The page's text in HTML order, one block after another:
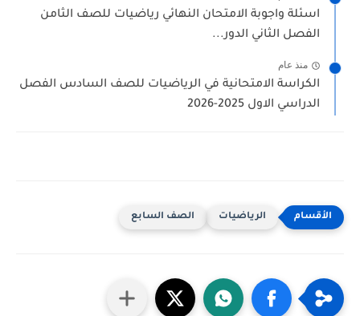
اسئلة واجوبة الامتحان النهائي رياضيات للصف الثامن
الفصل الثاني الدور...
منذ عام
الكراسة الامتحانية في الرياضيات للصف السادس الفصل
الدراسي الاول 2025-2026
الرياضيات الصف السابع